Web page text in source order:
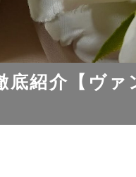
紹介【ヴァ